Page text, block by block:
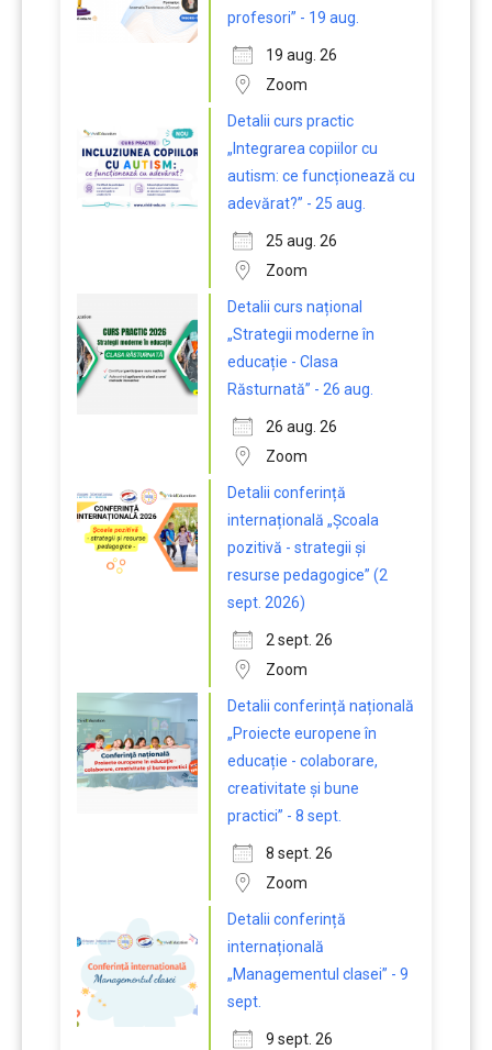
profesori” - 19 aug.
19 aug. 26
Zoom
Detalii curs practic
„Integrarea copiilor cu
autism: ce funcționează cu
adevărat?” - 25 aug.
25 aug. 26
Zoom
Detalii curs național
„Strategii moderne în
educație - Clasa
Răsturnată” - 26 aug.
26 aug. 26
Zoom
Detalii conferință
internațională „Școala
pozitivă - strategii și
resurse pedagogice” (2
sept. 2026)
2 sept. 26
Zoom
Detalii conferință națională
„Proiecte europene în
educație - colaborare,
creativitate și bune
practici” - 8 sept.
8 sept. 26
Zoom
Detalii conferință
internațională
„Managementul clasei” - 9
sept.
9 sept. 26